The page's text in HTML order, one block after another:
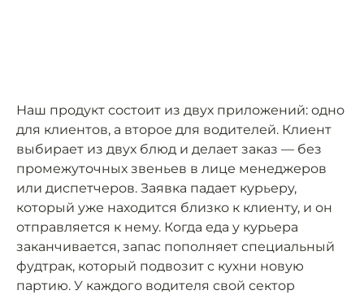
Наш продукт состоит из двух приложений: одно
для клиентов, а второе для водителей. Клиент
выбирает из двух блюд и делает заказ — без
промежуточных звеньев в лице менеджеров
или диспетчеров. Заявка падает курьеру,
который уже находится близко к клиенту, и он
отправляется к нему. Когда еда у курьера
заканчивается, запас пополняет специальный
фудтрак, который подвозит с кухни новую
партию. У каждого водителя свой сектор